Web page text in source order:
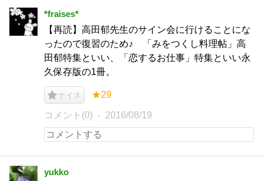
*fraises*
【再読】高田郁先生のサイン会に行けることにな
ったので復習のため♪ 「みをつくし料理帖」高
田郁特集といい、「恋するお仕事」特集といい永
久保存版の1冊。
ナイス ★29
コメント(0) 2016/08/19
yukko